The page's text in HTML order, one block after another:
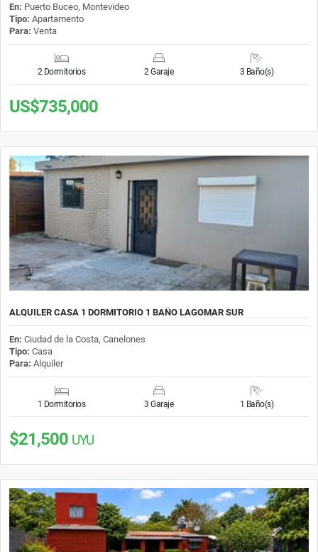
En: Puerto Buceo, Montevideo
Tipo: Apartamento
Para: Venta
2 Dormitorios 2 Garaje 3 Baño(s)
US$735,000
ALQUILER CASA 1 DORMITORIO 1 BAÑO LAGOMAR SUR
En: Ciudad de la Costa, Canelones
Tipo: Casa
Para: Alquiler
1 Dormitorios 3 Garaje 1 Baño(s)
$21,500 UYU